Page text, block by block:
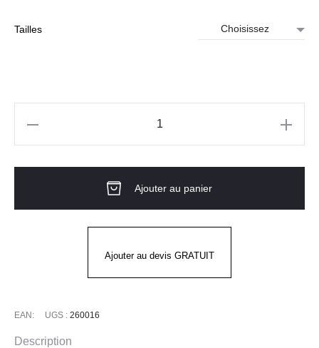
Tailles
SALVATORE
Ajouter au panier
Ajouter au devis GRATUIT
EAN: UGS : 260016
Description